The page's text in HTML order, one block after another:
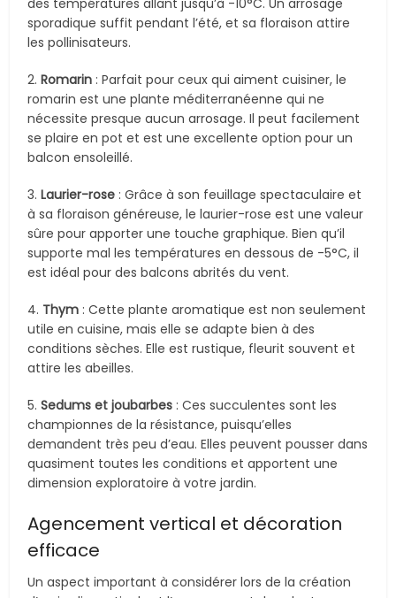
des températures allant jusqu’à -10°C. Un arrosage
sporadique suffit pendant l’été, et sa floraison attire
les pollinisateurs.
2.Romarin : Parfait pour ceux qui aiment cuisiner, le
romarin est une plante méditerranéenne qui ne
nécessite presque aucun arrosage. Il peut facilement
se plaire en pot et est une excellente option pour un
balcon ensoleillé.
3.Laurier-rose : Grâce à son feuillage spectaculaire et
à sa floraison généreuse, le laurier-rose est une valeur
sûre pour apporter une touche graphique. Bien qu’il
supporte mal les températures en dessous de -5°C, il
est idéal pour des balcons abrités du vent.
4. Thym : Cette plante aromatique est non seulement
utile en cuisine, mais elle se adapte bien à des
conditions sèches. Elle est rustique, fleurit souvent et
attire les abeilles.
5.Sedums et joubarbes : Ces succulentes sont les
championnes de la résistance, puisqu’elles
demandent très peu d’eau. Elles peuvent pousser dans
quasiment toutes les conditions et apportent une
dimension exploratoire à votre jardin.
Agencement vertical et décoration
efficace
Un aspect important à considérer lors de la création